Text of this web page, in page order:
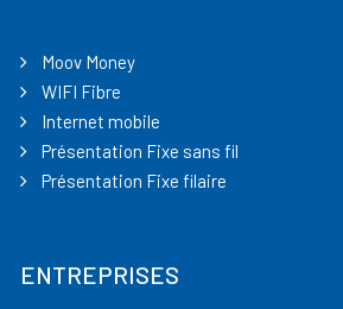
Moov Money
WIFI Fibre
Internet mobile
Présentation Fixe sans fil
Présentation Fixe filaire
ENTREPRISES